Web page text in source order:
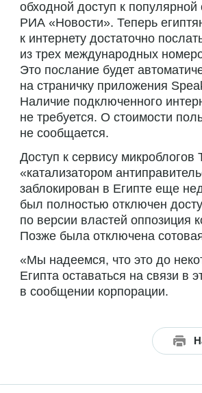
обходной доступ к
РИА «Новости». Теперь
к интернету достаточно
из трех международных
Это послание будет
на страничку приложения
Наличие подключенного
не требуется. О стоимости
не сообщается.
Доступ к сервису
«катализатором
заблокирован в Египте еще
был полностью отключен
по версии властей оппозиция
Позже была отключена
«Мы надеемся, что это до
Египта оставаться на связи в
в сообщении корпорации.